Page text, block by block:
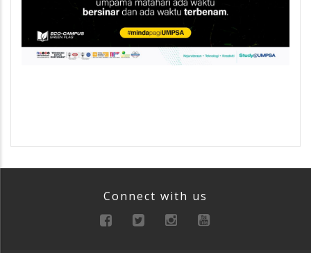
Connect with us